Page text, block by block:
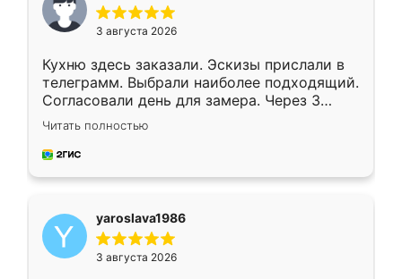
3 августа 2026
Кухню здесь заказали. Эскизы прислали в
телеграмм. Выбрали наиболее подходящий.
Согласовали день для замера. Через 3
недели кухня была уже готова. Остались
довольны работой. Спасибо Ренессанс
мебель за качественную работу!
Читать полностью
yaroslava1986
3 августа 2026